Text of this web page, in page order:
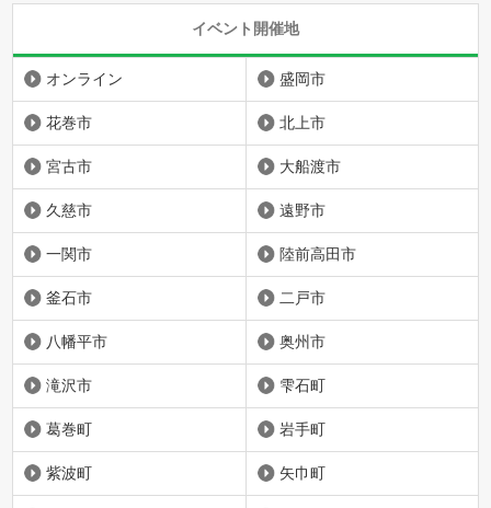
イベント開催地
オンライン 盛岡市
花巻市 北上市
宮古市 大船渡市
久慈市 遠野市
一関市 陸前高田市
釜石市 二戸市
八幡平市 奥州市
滝沢市 雫石町
葛巻町 岩手町
紫波町 矢巾町